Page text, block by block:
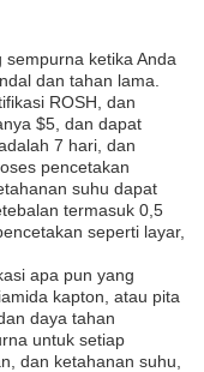
ketika Anda
dan tahan lama.
ROSH, dan
$5, dan dapat
7 hari, dan
pencetakan
suhu dapat
termasuk 0,5
seperti layar,
apa pun yang
kapton, atau pita
daya tahan
untuk setiap
dan ketahanan suhu,